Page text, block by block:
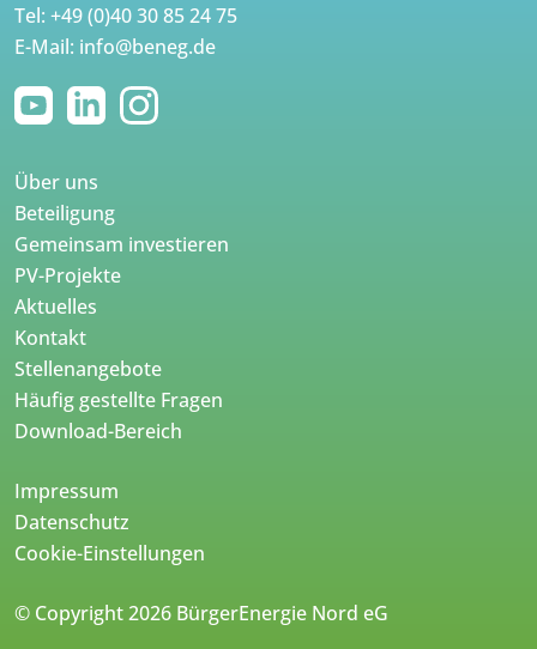
Tel: +49 (0)40 30 85 24 75
E-Mail: info@beneg.de
Über uns
Beteiligung
Gemeinsam investieren
PV-Projekte
Aktuelles
Kontakt
Stellenangebote
Häufig gestellte Fragen
Download-Bereich
Impressum
Datenschutz
Cookie-Einstellungen
© Copyright 2026 BürgerEnergie Nord eG